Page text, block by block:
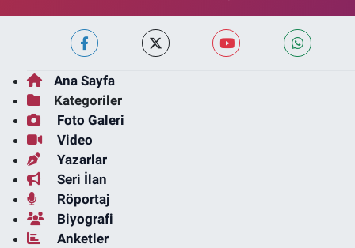
Ana Sayfa
Kategoriler
Foto Galeri
Video
Yazarlar
Seri İlan
Röportaj
Biyografi
Anketler